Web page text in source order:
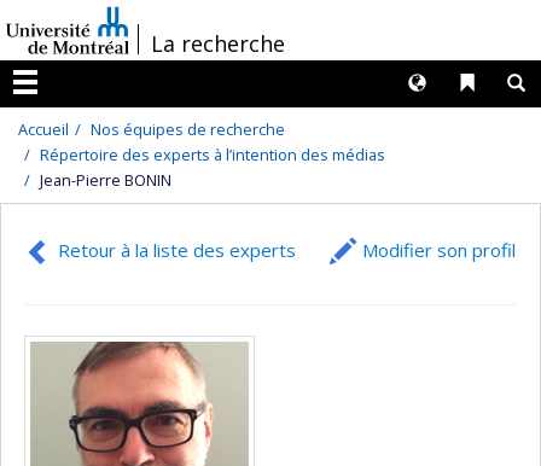
au
contenu
/La recherche
Menu
Liens
Langues
Accueil
Nos équipes de recherche
Répertoire des experts à l’intention des médias
Jean-Pierre BONIN
Retour à la liste des experts Modifier son profil